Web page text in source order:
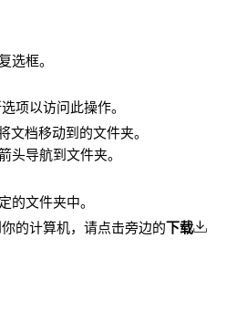
选框。
项以访问此操作。
文档移动到的文件夹。
头导航到文件夹。
的文件夹中。
的计算机，请点击旁边的下载